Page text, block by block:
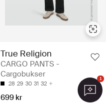
True Religion
CARGO PANTS -
Cargobukser
28 29 30 31 32
699 kr
1